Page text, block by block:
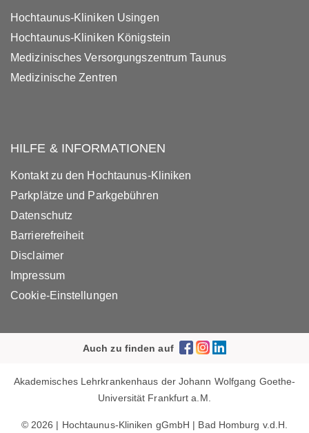
Hochtaunus-Kliniken Usingen
Hochtaunus-Kliniken Königstein
Medizinisches Versorgungszentrum Taunus
Medizinische Zentren
HILFE & INFORMATIONEN
Kontakt zu den Hochtaunus-Kliniken
Parkplätze und Parkgebühren
Datenschutz
Barrierefreiheit
Disclaimer
Impressum
Cookie-Einstellungen
Auch zu finden auf
Akademisches Lehrkrankenhaus der Johann Wolfgang Goethe-
Universität Frankfurt a.M.
© 2026 | Hochtaunus-Kliniken gGmbH | Bad Homburg v.d.H.